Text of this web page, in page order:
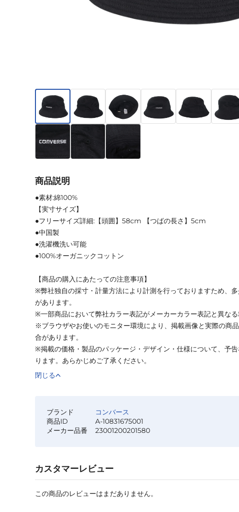
商品説明
●素材:綿100%
【実寸サイズ】
●フリーサイズ詳細:【頭囲】58cm 【つばの長さ】5cm
●中国製
●洗濯機洗い可能
●100%オーガニックコットン
【商品の購入にあたっての注意事項】
※弊社独自の採寸・計量方法により計測を行っておりますため、
があります。
※一部商品において弊社カラー表記がメーカーカラー表記と異なる
※ブラウザやお使いのモニター環境により、掲載画像と実際の商
合があります。
※掲載の価格・製品のパッケージ・デザイン・仕様について、予
ります。あらかじめご了承ください。
閉じる
ブランド
コンバース
商品ID
A-10831675001
メーカー品番
23001200201580
カスタマーレビュー
この商品のレビューはまだありません。